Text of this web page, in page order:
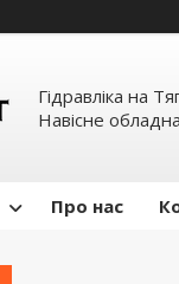
Гідравліка на
Навісне
Про нас